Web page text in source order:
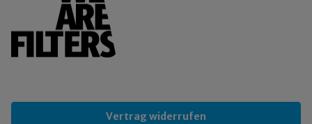
Vertrag widerrufen